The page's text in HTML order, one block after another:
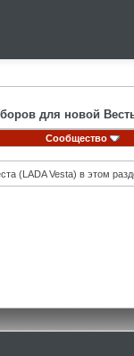
для новой
Сообщество
(LADA Vesta) в этом